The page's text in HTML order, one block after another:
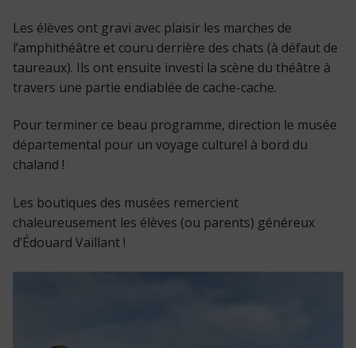
Les élèves ont gravi avec plaisir les marches de
l’amphithéâtre et couru derrière des chats (à défaut de
taureaux). Ils ont ensuite investi la scène du théâtre à
travers une partie endiablée de cache-cache.
Pour terminer ce beau programme, direction le musée
départemental pour un voyage culturel à bord du
chaland !
Les boutiques des musées remercient
chaleureusement les élèves (ou parents) généreux
d’Édouard Vaillant !